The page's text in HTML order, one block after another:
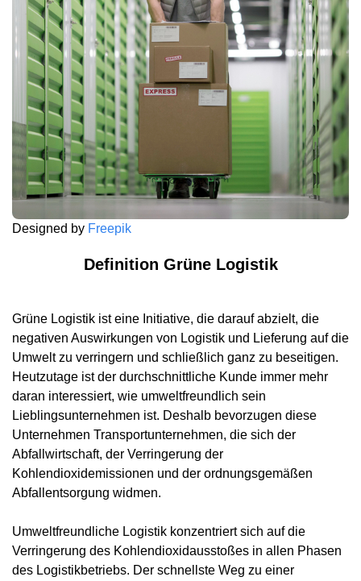
Designed by Freepik
Definition Grüne Logistik
Grüne Logistik ist eine Initiative, die darauf abzielt, die
negativen Auswirkungen von Logistik und Lieferung auf die
Umwelt zu verringern und schließlich ganz zu beseitigen.
Heutzutage ist der durchschnittliche Kunde immer mehr
daran interessiert, wie umweltfreundlich sein
Lieblingsunternehmen ist. Deshalb bevorzugen diese
Unternehmen Transportunternehmen, die sich der
Abfallwirtschaft, der Verringerung der
Kohlendioxidemissionen und der ordnungsgemäßen
Abfallentsorgung widmen.
Umweltfreundliche Logistik konzentriert sich auf die
Verringerung des Kohlendioxidausstoßes in allen Phasen
des Logistikbetriebs. Der schnellste Weg zu einer